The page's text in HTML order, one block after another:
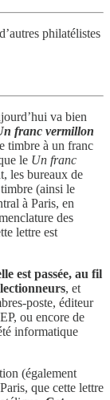
philatélistes
va bien
franc vermillon
timbre à un franc
le Un franc
les bureaux de
(ainsi le
à Paris, en
des
lettre est
est passée, au fil
, et
poste, éditeur
ou encore de
informatique
(également
que cette lettre